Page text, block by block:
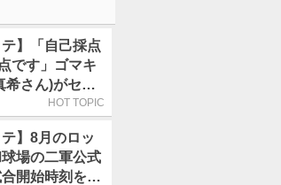
テ】「自己採点
です」ゴマキ
希さん)がセレ
ルピッチHOT TOPIC
テ】8月のロッ
場の二軍公式
開始時刻を午